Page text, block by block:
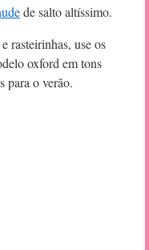
de salto altíssimo.
e rasteirinhas, use os
oxford em tons
para o verão.